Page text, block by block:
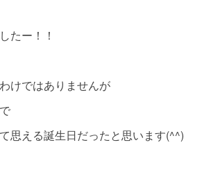
たー！！
けではありませんが
思える誕生日だったと思います(^^)